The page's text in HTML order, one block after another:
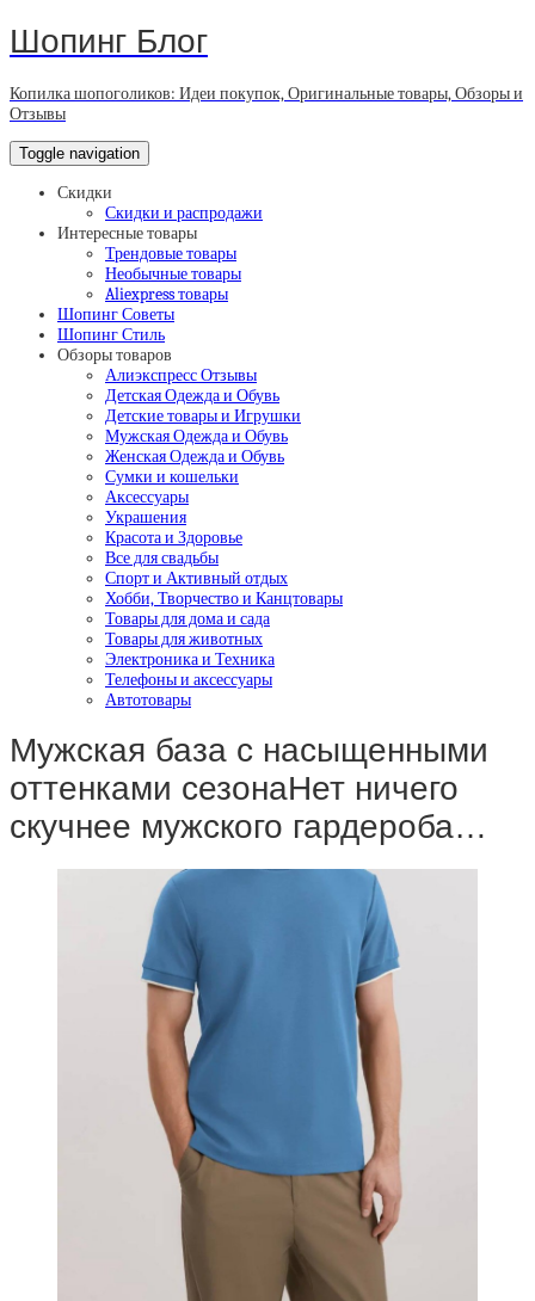
Шопинг Блог
Копилка шопоголиков: Идеи покупок, Оригинальные товары, Обзоры и
Отзывы
Toggle navigation
Скидки
Скидки и распродажи
Интересные товары
Трендовые товары
Необычные товары
Aliexpress товары
Шопинг Советы
Шопинг Стиль
Обзоры товаров
Алиэкспресс Отзывы
Детская Одежда и Обувь
Детские товары и Игрушки
Мужская Одежда и Обувь
Женская Одежда и Обувь
Сумки и кошельки
Аксессуары
Украшения
Красота и Здоровье
Все для свадьбы
Спорт и Активный отдых
Хобби, Творчество и Канцтовары
Товары для дома и сада
Товары для животных
Электроника и Техника
Телефоны и аксессуары
Автотовары
Мужская база с насыщенными
оттенками сезонаНет ничего
скучнее мужского гардероба…